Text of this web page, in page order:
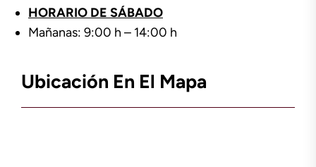
HORARIO DE SÁBADO
Mañanas: 9:00 h – 14:00 h
Ubicación En El Mapa